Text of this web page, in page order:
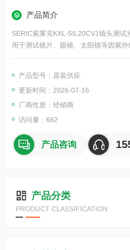
产品简介
SERIC索莱克KXL-5IL20CV1镜头测试
用于测试镜片、眼镜、太阳镜等因紫
产品型号：原装供应
更新时间：2026-07-16
厂商性质：经销商
访问量：662
产品咨询
产品分类
PRODUCT CLASSIFICATION